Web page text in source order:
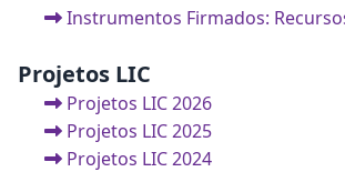
Instrumentos Firmados:
Projetos LIC
Projetos LIC 2026
Projetos LIC 2025
Projetos LIC 2024